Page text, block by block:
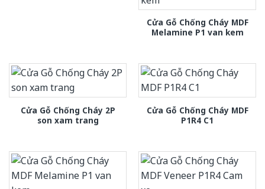
Cửa Gỗ Chống Cháy MDF
Melamine P1 van kem
Cửa Gỗ Chống Cháy 2P
son xam trang
Cửa Gỗ Chống Cháy MDF
P1R4 C1